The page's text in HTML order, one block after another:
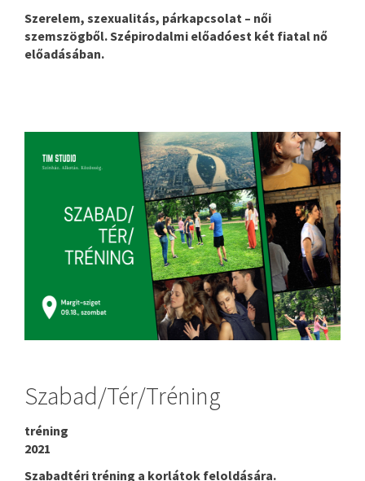
Szerelem, szexualitás, párkapcsolat – női
szemszögből. Szépirodalmi előadóest két fiatal nő
előadásában.
Szabad/Tér/Tréning
tréning
2021
Szabadtéri tréning a korlátok feloldására.